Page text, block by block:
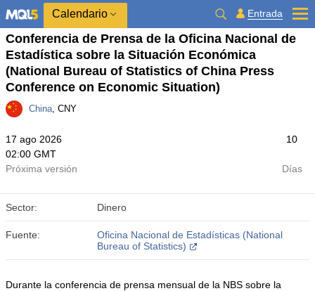
Calendario Entrada
Conferencia de Prensa de la Oficina Nacional de
Estadística sobre la Situación Económica
(National Bureau of Statistics of China Press
Conference on Economic Situation)
China, CNY
17 ago 2026
02:00 GMT
10
Próxima versión Días
Sector: Dinero
Fuente:
Oficina Nacional de Estadísticas (National
Bureau of Statistics)
Durante la conferencia de prensa mensual de la NBS sobre la